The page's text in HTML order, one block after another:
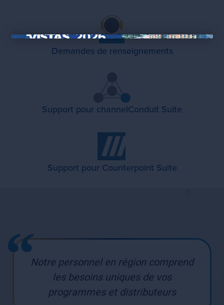
Demandes de renseignements
Support pour channelConduit Suite
Support pour Counterpoint Suite
Notre personnel en région comprend
les besoins uniques de vos
programmes et distributeurs